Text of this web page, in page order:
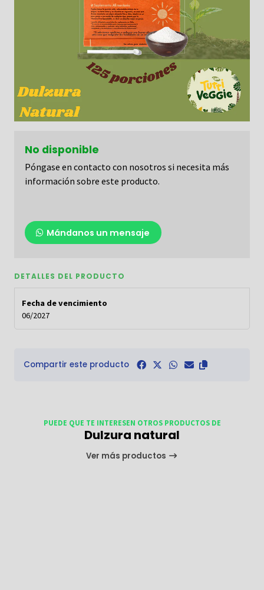
No disponible
Póngase en contacto con nosotros si necesita más
información sobre este producto.
Mándanos un mensaje
DETALLES DEL PRODUCTO
Fecha de vencimiento
06/2027
Compartir este producto
PUEDE QUE TE INTERESEN OTROS PRODUCTOS DE
Dulzura natural
Ver más productos